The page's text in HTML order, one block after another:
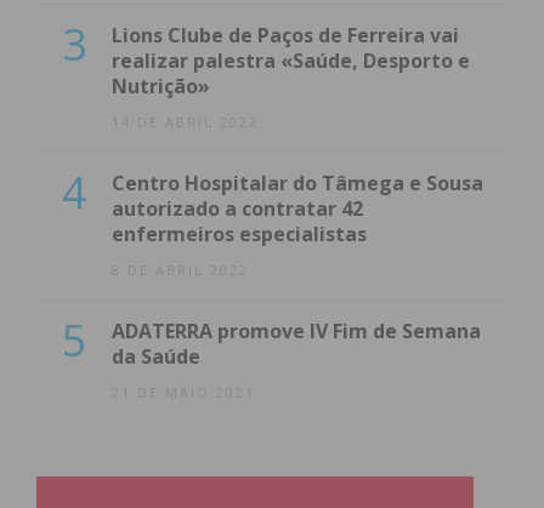
3
Lions Clube de Paços de Ferreira vai
realizar palestra «Saúde, Desporto e
Nutrição»
14 DE ABRIL 2022
4
Centro Hospitalar do Tâmega e Sousa
autorizado a contratar 42
enfermeiros especialistas
8 DE ABRIL 2022
5
ADATERRA promove IV Fim de Semana
da Saúde
21 DE MAIO 2021